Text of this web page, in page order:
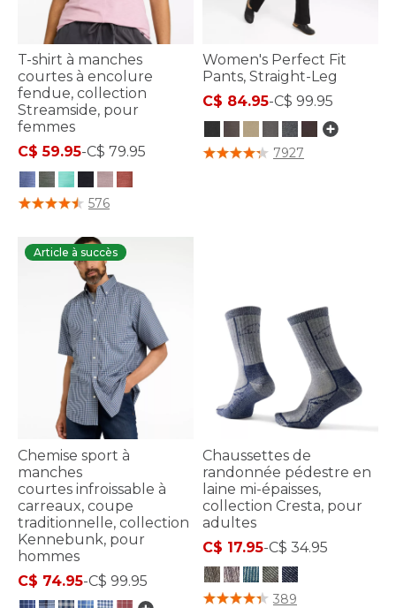
T-shirt à manches
courtes à encolure
fendue, collection
Streamside, pour
femmes
C$ 59.95-C$ 79.95
4,4 sur 5 Évaluation des clients
576
Women's Perfect Fit
Pants, Straight-Leg
C$ 84.95-C$ 99.95
5 sur 5 Évaluation des clients
7927
Article à succès
Chemise sport à
manches
courtes infroissable à
carreaux, coupe
traditionnelle, collection
Kennebunk, pour
hommes
C$ 74.95-C$ 99.95
Chaussettes de
randonnée pédestre en
laine mi-épaisses,
collection Cresta, pour
adultes
C$ 17.95-C$ 34.95
5 sur 5 Évaluation des clients
389